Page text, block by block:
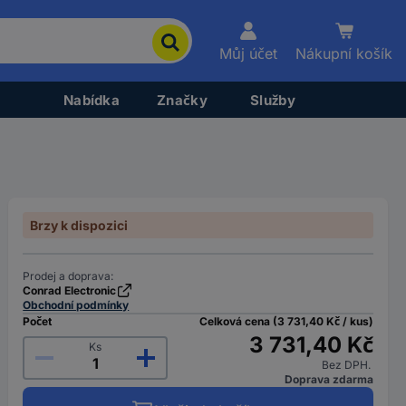
Můj účet Nákupní košík
Nabídka Značky Služby
Brzy k dispozici
Prodej a doprava:
Conrad Electronic
Obchodní podmínky
Počet
Ks
Celková cena (3 731,40 Kč / kus)
3 731,40 Kč
Bez DPH.
Doprava zdarma